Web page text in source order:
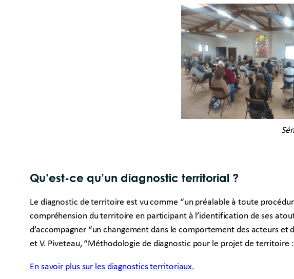
Qu’est-ce qu’un diagnostic territorial ?
Le diagnostic de territoire est vu comme “un préalable à toute
compréhension du territoire en participant à l’identification de ses
d’accompagner “un changement dans le comportement des acteurs
et V. Piveteau, “Méthodologie de diagnostic pour le projet de
En savoir plus sur les diagnostics territoriaux.